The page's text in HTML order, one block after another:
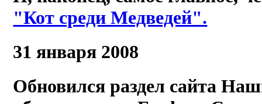
"Кот среди Медведей".
31 января 2008
Обновился раздел сайта